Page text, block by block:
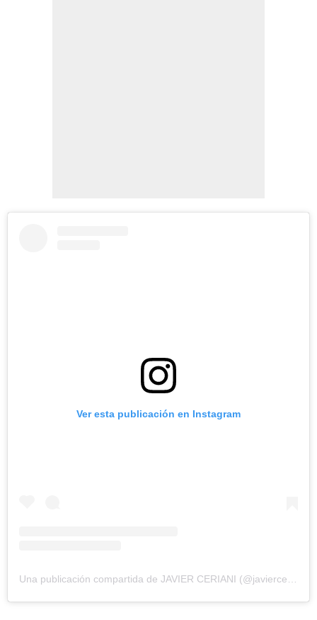
Ver esta publicación en Instagram
Una publicación compartida de JAVIER CERIANI (@javierceriani)